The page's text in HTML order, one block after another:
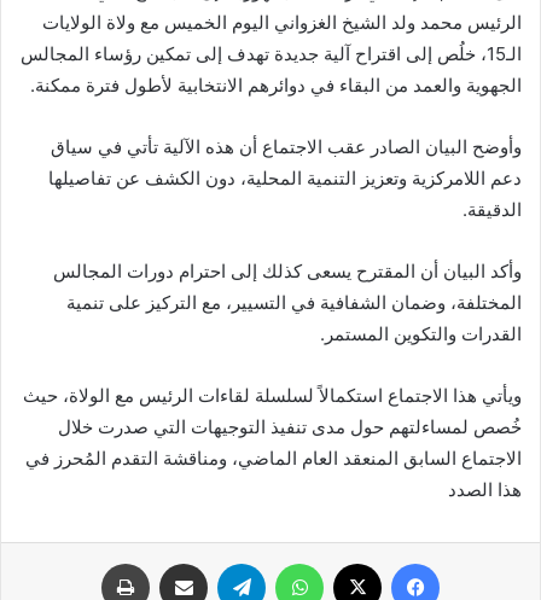
الرئيس محمد ولد الشيخ الغزواني اليوم الخميس مع ولاة الولايات
الـ15، خلُص إلى اقتراح آلية جديدة تهدف إلى تمكين رؤساء المجالس
الجهوية والعمد من البقاء في دوائرهم الانتخابية لأطول فترة ممكنة.
وأوضح البيان الصادر عقب الاجتماع أن هذه الآلية تأتي في سياق
دعم اللامركزية وتعزيز التنمية المحلية، دون الكشف عن تفاصيلها
الدقيقة.
وأكد البيان أن المقترح يسعى كذلك إلى احترام دورات المجالس
المختلفة، وضمان الشفافية في التسيير، مع التركيز على تنمية
القدرات والتكوين المستمر.
ويأتي هذا الاجتماع استكمالاً لسلسلة لقاءات الرئيس مع الولاة، حيث
خُصص لمساءلتهم حول مدى تنفيذ التوجيهات التي صدرت خلال
الاجتماع السابق المنعقد العام الماضي، ومناقشة التقدم المُحرز في
هذا الصدد
فيسبوك واتساب تيلقرام مشاركة عبر البريد